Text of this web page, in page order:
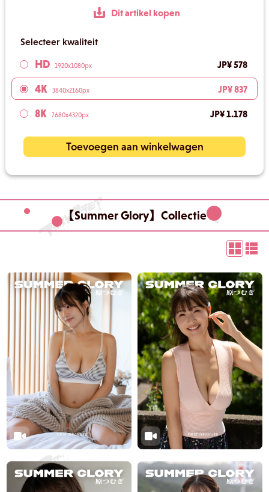
Dit artikel kopen
Selecteer kwaliteit
HD 1920x1080px JP¥ 578
4K 3840x2160px JP¥ 837
8K 7680x4320px JP¥ 1.178
Toevoegen aan winkelwagen
【Summer Glory】Collectie